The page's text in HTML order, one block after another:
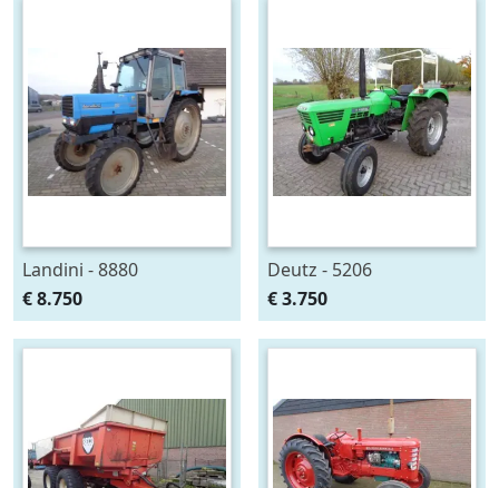
Landini - 8880
€ 8.750
Deutz - 5206
€ 3.750